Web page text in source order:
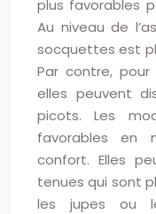
plus favorables
Au niveau de
socquettes est
Par contre,
elles peuvent
picots. Les
favorables en
confort. Elles
tenues qui sont
les jupes ou